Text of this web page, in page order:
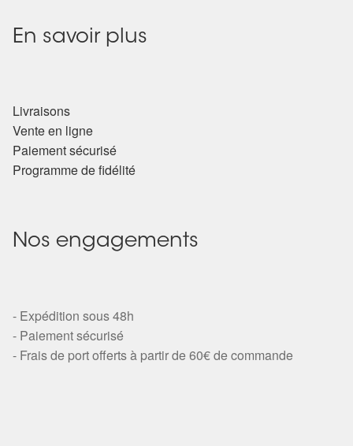
En savoir plus
Livraisons
Vente en ligne
Paiement sécurisé
Programme de fidélité
Nos engagements
- Expédition sous 48h
- Paiement sécurisé
- Frais de port offerts à partir de 60€ de commande